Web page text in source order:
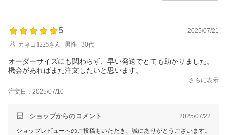
5
2025/07/21
カネコ1225さん
男性 30代
オーダーサイズにも関わらず、早い発送でとても助かりました。
機会があればまた注文したいと思います。
さらに表示
注文日：2025/07/10
ショップからのコメント 2025/07/22
ショップレビューへのご投稿もいただき、誠にありがとうございます。